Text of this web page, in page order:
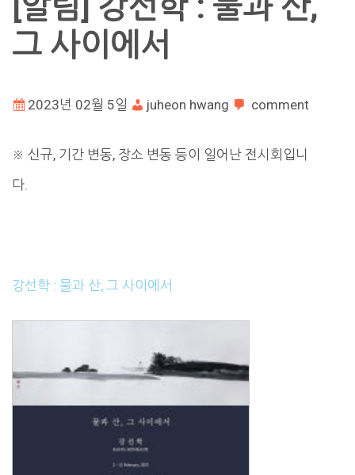
그 사이에서
2023년 02월 5일 juheon hwang comment
※ 신규, 기간 변동, 장소 변동 등이 일어난 전시회입니
다.
강선학 : 물과 산, 그 사이에서